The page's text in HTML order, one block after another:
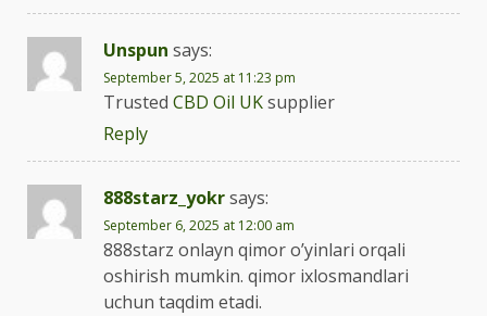
Unspun says:
September 5, 2025 at 11:23 pm
Trusted CBD Oil UKsupplier
Reply
888starz_yokrsays:
September 6, 2025 at 12:00 am
888starz onlayn qimor o’yinlari orqali
oshirish mumkin. qimor ixlosmandlari
uchun taqdim etadi.